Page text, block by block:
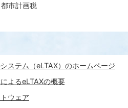
市計画税
ステム（eLTAX）のホームページ
よるeLTAXの概要
ウェア